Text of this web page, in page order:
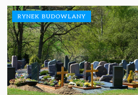
RYNEK BUDOWLANY